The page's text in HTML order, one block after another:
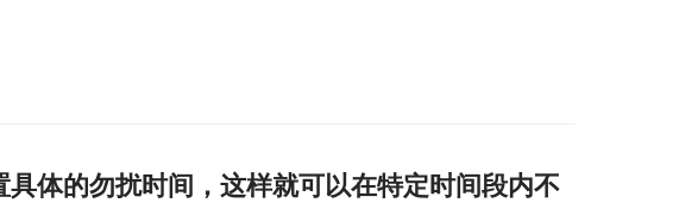
体的勿扰时间，这样就可以在特定时间段内不